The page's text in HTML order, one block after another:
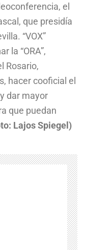
el
que presidía
“VOX”
la “ORA”,
Rosario,
hacer cooficial el
dar mayor
que puedan
Lajos Spiegel)